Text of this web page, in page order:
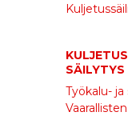
SÄILYTYS
Työkalu-